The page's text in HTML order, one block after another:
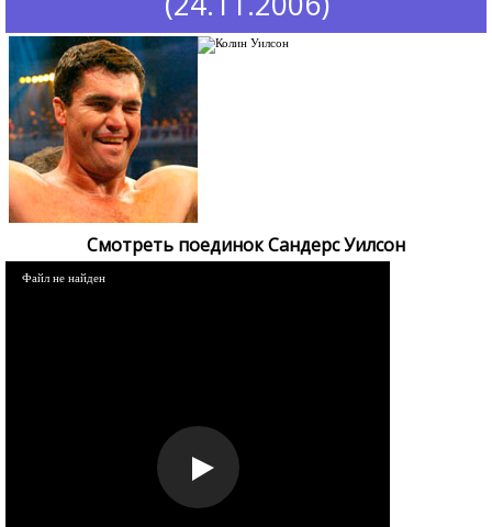
Смотреть поединок Сандерс Уилсон
Файл не найден